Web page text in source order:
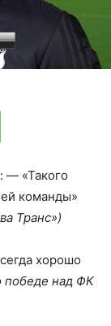
— «Такого
команды»
Транс»)
хорошо
победе над ФК